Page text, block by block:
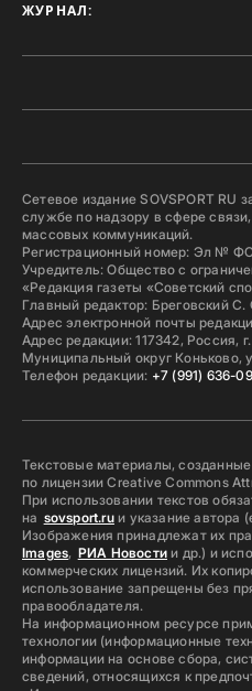
ЖУРНАЛ:
Сетевое издание SOVSPORT RU
службе по надзору в сфере
массовых коммуникаций.
Регистрационный номер: Эл № ФС
Учредитель: Общество с
«Редакция газеты «Советский
Главный редактор: Бреговский С.
Адрес электронной почты
Адрес редакции: 117342, Россия,
Муниципальный округ Коньково,
Телефон редакции: +7 (991) 636-
Текстовые материалы,
по лицензии Creative Commons
При использовании текстов
на sovsport.ruи указание автора
Изображения принадлежат их
Images, РИА Новостии др.) и
коммерческих лицензий. Их
использование запрещены без
правообладателя.
На информационном ресурсе
технологии (информационные
информации на основе сбора,
сведений, относящихся к